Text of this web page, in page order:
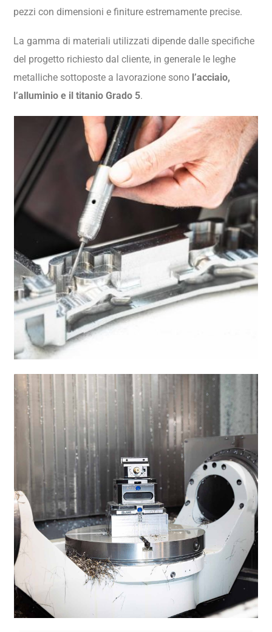
pezzi con dimensioni e finiture estremamente precise.
La gamma di materiali utilizzati dipende dalle specifiche
del progetto richiesto dal cliente, in generale le leghe
metalliche sottoposte a lavorazione sono l’acciaio,
l’alluminio e il titanio Grado 5.